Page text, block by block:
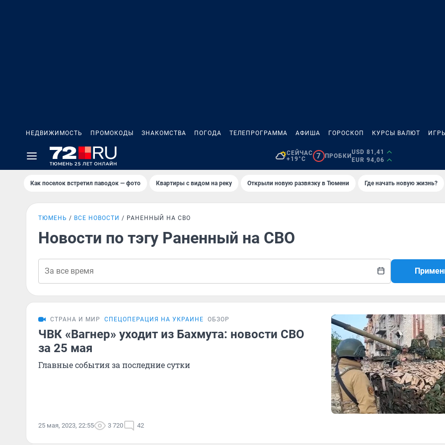
НЕДВИЖИМОСТЬ ПРОМОКОДЫ ЗНАКОМСТВА ПОГОДА ТЕЛЕПРОГРАММА АФИША ГОРОСКОП КУРСЫ ВАЛЮТ
СЕЙЧАС
+19°C
7 ПРОБКИ
USD 81,41
EUR 94,06
Как поселок встретил паводок — фото Квартиры с видом на реку Открыли новую развязку в Тюмени Где начать новую жизнь?
ТЮМЕНЬ ВСЕ НОВОСТИ РАНЕННЫЙ НА СВО
Новости по тэгу Раненный на СВО
СТРАНА И МИР СПЕЦОПЕРАЦИЯ НА УКРАИНЕ ОБЗОР
ЧВК «Вагнер» уходит из Бахмута: новости СВО
за 25 мая
Главные события за последние сутки
25 мая, 2023, 22:55 3 720 42